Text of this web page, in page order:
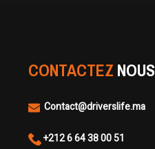
CONTACTEZ NOUS
Contact@driverslife.ma
+212 6 64 38 00 51